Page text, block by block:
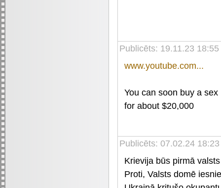
Publicēts: 19.11.23 18:55
www.youtube.com...
You can soon buy a
for about $20,000
Publicēts: 07.02.24 18:23
Krievija būs pirmā
Proti, Valsts domē